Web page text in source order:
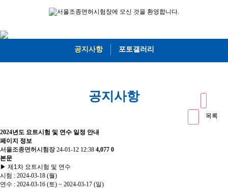
공지사항 포토갤러리
공지사항
목록
2024년도 요트시험 및 연수 일정 안내
페이지 정보
서울조종면허시험장 24-01-12 12:38 4,077 0
본문
▶ 제1차 요트시험 및 연수
시험 : 2024-03-18 (월)
연수 : 2024-03-16 (토) ~ 2024-03-17 (일)